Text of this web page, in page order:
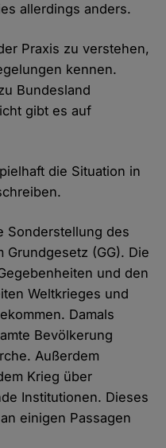
allerdings anders.
Praxis zu verstehen,
kennen.
Bundesland
gibt es auf
die Situation in
Sonderstellung des
Grundgesetz (GG). Die
und den
Weltkrieges und
Damals
Bevölkerung
Außerdem
Krieg über
Institutionen. Dieses
einigen Passagen